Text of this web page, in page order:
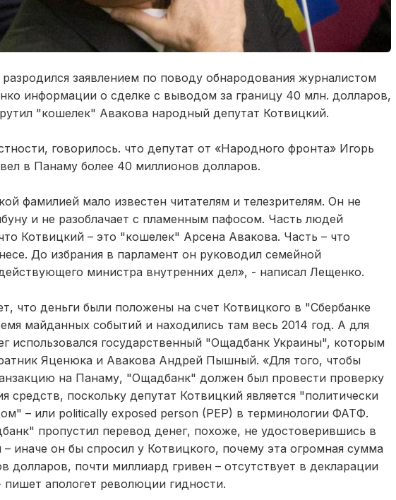
заявлением по поводу обнародования журналистом
информации о сделке с выводом за границу 40 млн. долларов,
"кошелек" Авакова народный депутат Котвицкий.
говорилось. что депутат от «Народного фронта» Игорь
в Панаму более 40 миллионов долларов.
фамилией мало известен читателям и телезрителям. Он не
и не разоблачает с пламенным пафосом. Часть людей
Котвицкий – это "кошелек" Арсена Авакова. Часть – что
До избрания в парламент он руководил семейной
министра внутренних дел», - написал Лещенко.
что деньги были положены на счет Котвицкого в "Сбербанке
майданных событий и находились там весь 2014 год. А для
использовался государственный "Ощадбанк Украины", которым
Яценюка и Авакова Андрей Пышный. «Для того, чтобы
на Панаму, "Ощадбанк" должен был провести проверку
средств, поскольку депутат Котвицкий является "политически
– или politically exposed person (PEP) в терминологии ФАТФ.
пропустил перевод денег, похоже, не удостоверившись в
– иначе он бы спросил у Котвицкого, почему эта огромная сумма
долларов, почти миллиард гривен – отсутствует в декларации
пишет апологет революции гидности.